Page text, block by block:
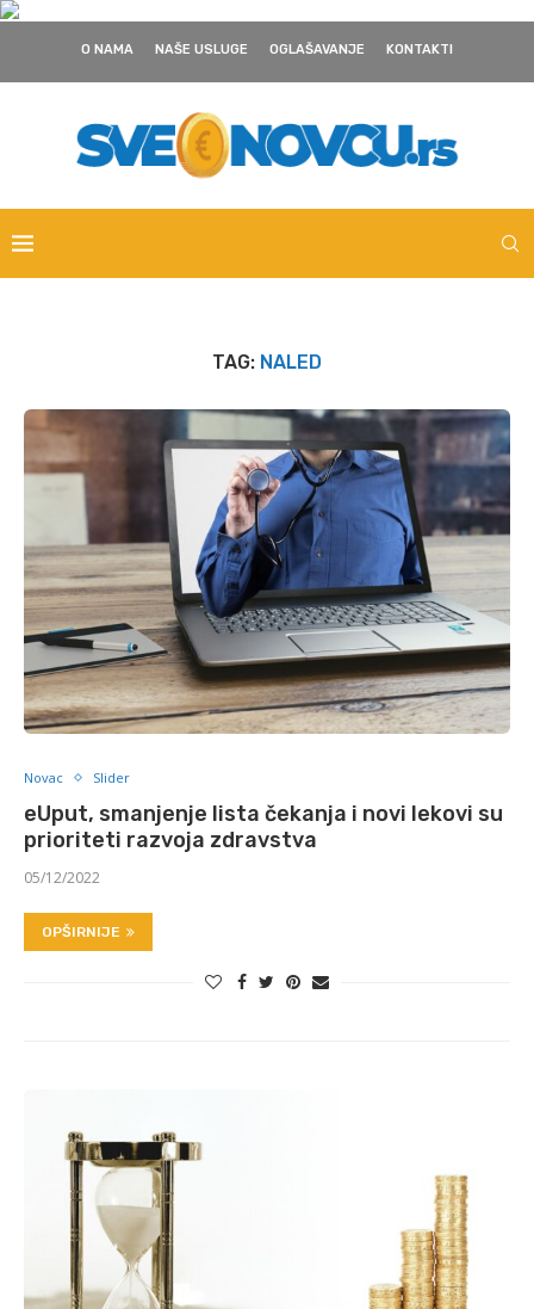
O NAMA NAŠE USLUGE OGLAŠAVANJE KONTAKTI
TAG: NALED
Novac Slider
eUput, smanjenje lista čekanja i novi lekovi su
prioriteti razvoja zdravstva
05/12/2022
OPŠIRNIJE